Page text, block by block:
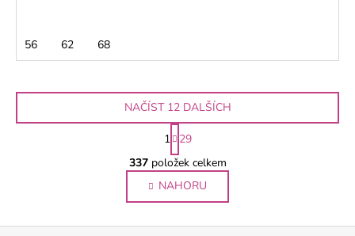
56 62 68
O
v
l
á
d
NAČÍST 12 DALŠÍCH
S
t
r
á
n
k
1
29
337položek celkem
NAHORU